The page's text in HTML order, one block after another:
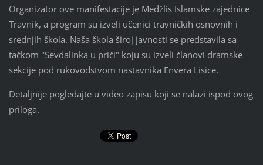
Organizator ove manifestacije je Medžlis Islamske zajednice
Travnik, a program su izveli učenici travničkih osnovnih i
srednjih škola. Naša škola široj javnosti se predstavila sa
tačkom "Sevdalinka u priči" koju su izveli članovi dramske
sekcije pod rukovodstvom nastavnika Envera Lisice.
Detaljnije pogledajte u video zapisu koji se nalazi ispod ovog
priloga.